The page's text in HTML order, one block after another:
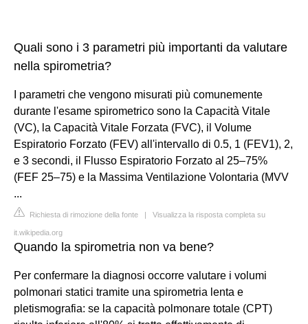
Quali sono i 3 parametri più importanti da valutare
nella spirometria?
I parametri che vengono misurati più comunemente
durante l'esame spirometrico sono la Capacità Vitale
(VC), la Capacità Vitale Forzata (FVC), il Volume
Espiratorio Forzato (FEV) all'intervallo di 0.5, 1 (FEV1), 2,
e 3 secondi, il Flusso Espiratorio Forzato al 25–75%
(FEF 25–75) e la Massima Ventilazione Volontaria (MVV
...
Richiesta di rimozione della fonte | Visualizza la risposta completa su
it.wikipedia.org
Quando la spirometria non va bene?
Per confermare la diagnosi occorre valutare i volumi
polmonari statici tramite una spirometria lenta e
pletismografia: se la capacità polmonare totale (CPT)